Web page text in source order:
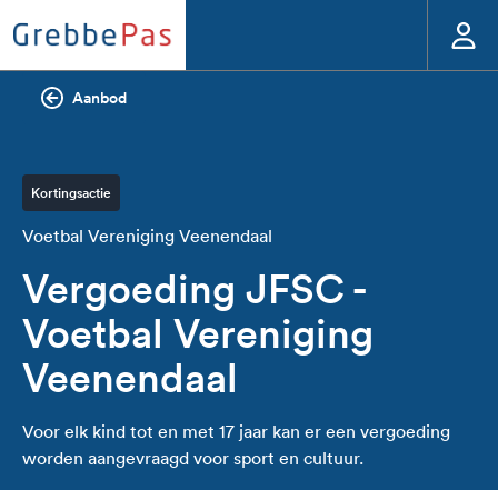
Aanbod
Kortingsactie
Voetbal Vereniging Veenendaal
Vergoeding JFSC -
Voetbal Vereniging
Veenendaal
Voor elk kind tot en met 17 jaar kan er een vergoeding
worden aangevraagd voor sport en cultuur.